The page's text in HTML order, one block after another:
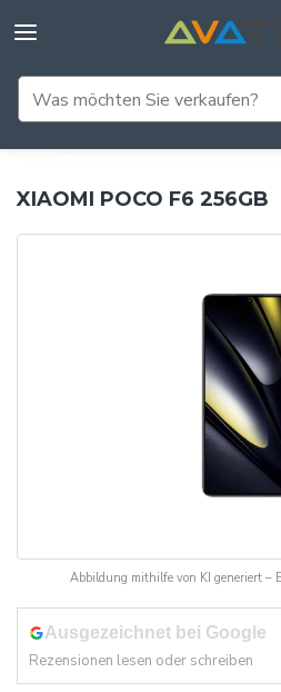
XIAOMI POCO F6 256GB
Abbildung mithilfe von KI generiert –
Ausgezeichnet bei Google
Rezensionen lesen oder schreiben